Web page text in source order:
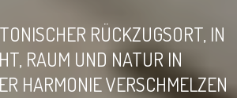
RÜCKZUGSORT, IN
RAUM UND NATUR IN
HARMONIE VERSCHMELZEN